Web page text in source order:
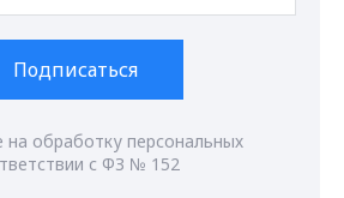
Подписаться
на обработку персональных
с ФЗ № 152